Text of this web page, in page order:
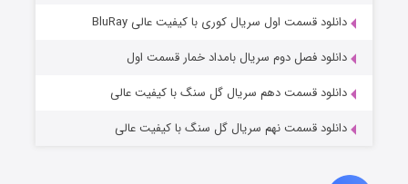
قسمت۲ (زیرنویس) منتشر شد
دانلود قسمت اول سریال کوری با کیفیت عالی BluRay
دانلود فصل دوم سریال بامداد خمار قسمت اول
دانلود قسمت دهم سریال گل سنگ با کیفیت عالی
دانلود قسمت نهم سریال گل سنگ با کیفیت عالی